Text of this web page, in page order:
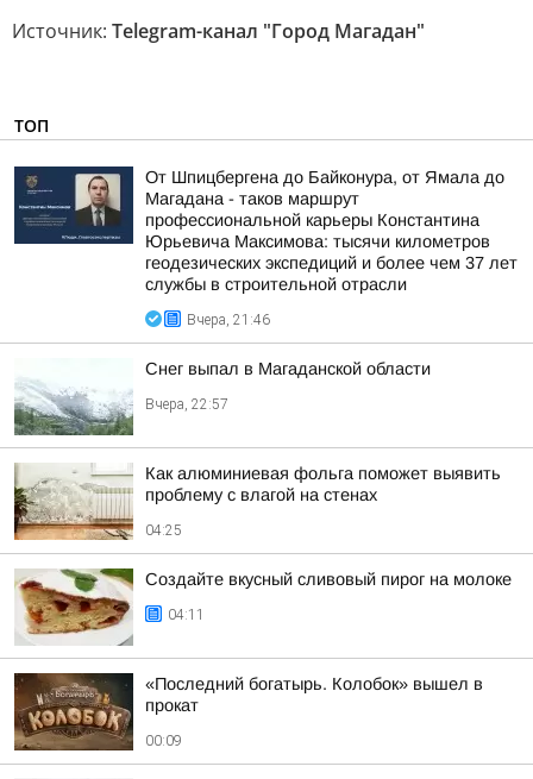
Источник: Telegram-канал "Город Магадан"
ТОП
От Шпицбергена до Байконура, от Ямала до
Магадана - таков маршрут
профессиональной карьеры Константина
Юрьевича Максимова: тысячи километров
геодезических экспедиций и более чем 37 лет
службы в строительной отрасли
Вчера, 21:46
Снег выпал в Магаданской области
Вчера, 22:57
Как алюминиевая фольга поможет выявить
проблему с влагой на стенах
04:25
Создайте вкусный сливовый пирог на молоке
04:11
«Последний богатырь. Колобок» вышел в
прокат
00:09